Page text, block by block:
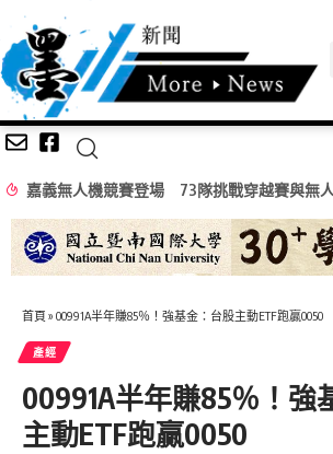
嘉義無人機競賽登場 73隊挑戰穿越賽與無
首頁 » 00991A半年賺85％！強基金：台股主動ETF跑贏0050
產經
00991A半年賺85％！強
主動ETF跑贏0050